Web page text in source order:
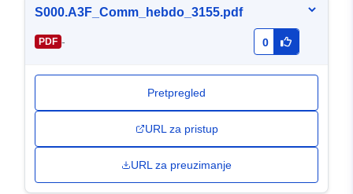
S000.A3F_Comm_hebdo_3155.pdf
PDF - 0
Pretpregled
URL za pristup
URL za preuzimanje